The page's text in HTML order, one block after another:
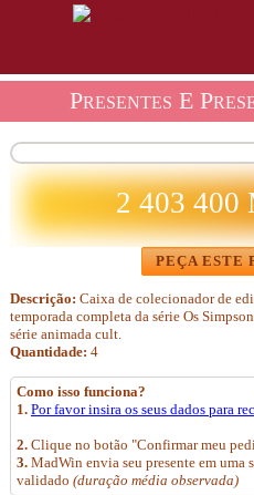
Presentes E
2 403 400
PEÇA ESTE
Descrição: Caixa de colecionador de
temporada completa da série Os
série animada cult.
Quantidade: 4
Como isso funciona?
1. Por favor insira os seus dados para
2.Clique no botão "Confirmar meu
3.MadWin envia seu presente em uma
validado (duração média observada)